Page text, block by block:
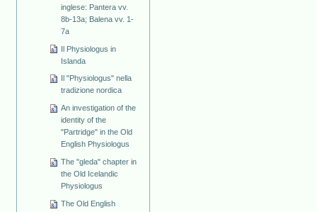
inglese: Pantera vv.
8b-13a; Balena vv. 1-
7a
Il Physiologus in
Islanda
Il "Physiologus" nella
tradizione nordica
An investigation of the
identity of the
"Partridge" in the Old
English Physiologus
The "gleda" chapter in
the Old Icelandic
Physiologus
The Old English